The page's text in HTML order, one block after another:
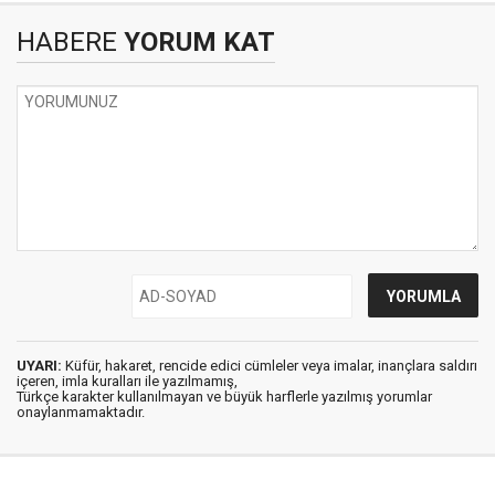
HABERE YORUM KAT
UYARI: Küfür, hakaret, rencide edici cümleler veya imalar, inançlara saldırı
içeren, imla kuralları ile yazılmamış,
Türkçe karakter kullanılmayan ve büyük harflerle yazılmış yorumlar
onaylanmamaktadır.